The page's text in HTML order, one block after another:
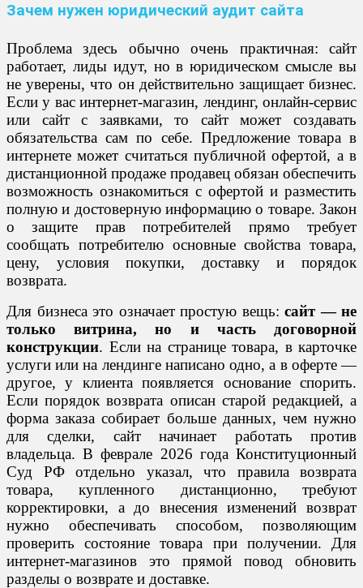
Зачем нужен юридический аудит сайта
Проблема здесь обычно очень практичная: сайт
работает, лиды идут, но в юридическом смысле вы
не уверены, что он действительно защищает бизнес.
Если у вас интернет-магазин, лендинг, онлайн-сервис
или сайт с заявками, то сайт может создавать
обязательства сам по себе. Предложение товара в
интернете может считаться публичной офертой, а в
дистанционной продаже продавец обязан обеспечить
возможность ознакомиться с офертой и разместить
полную и достоверную информацию о товаре. Закон
о защите прав потребителей прямо требует
сообщать потребителю основные свойства товара,
цену, условия покупки, доставку и порядок
возврата.
Для бизнеса это означает простую вещь: сайт — не
только витрина, но и часть договорной
конструкции. Если на странице товара, в карточке
услуги или на лендинге написано одно, а в оферте —
другое, у клиента появляется основание спорить.
Если порядок возврата описан старой редакцией, а
форма заказа собирает больше данных, чем нужно
для сделки, сайт начинает работать против
владельца. В феврале 2026 года Конституционный
Суд РФ отдельно указал, что правила возврата
товара, купленного дистанционно, требуют
корректировки, а до внесения изменений возврат
нужно обеспечивать способом, позволяющим
проверить состояние товара при получении. Для
интернет-магазинов это прямой повод обновить
разделы о возврате и доставке.